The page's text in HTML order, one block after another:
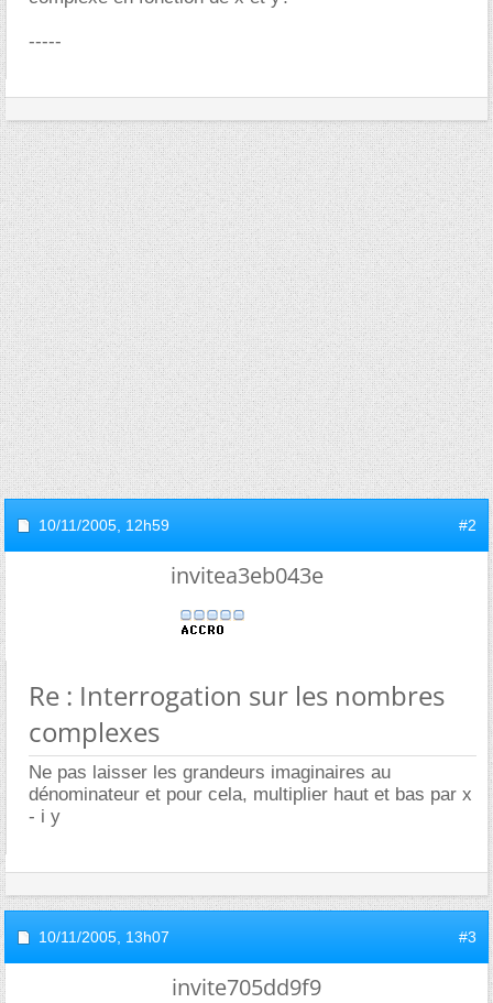
-----
10/11/2005, 12h59 #2
invitea3eb043e
Re : Interrogation sur les nombres
complexes
Ne pas laisser les grandeurs imaginaires au
dénominateur et pour cela, multiplier haut et bas par x
- i y
10/11/2005, 13h07 #3
invite705dd9f9